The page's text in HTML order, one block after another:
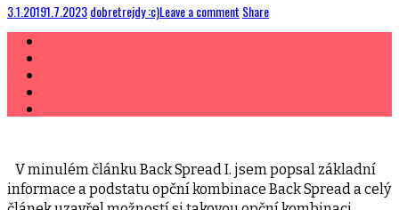
3.1.20191.7.2023dobretrejdy :c)Leave a comment Share
V minulém článku Back Spread I. jsem popsal základní
informace a podstatu opční kombinace Back Spread a celý